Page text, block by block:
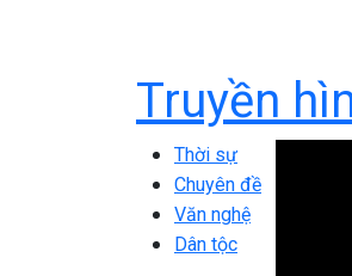
Truyền
Thời sự
Chuyên đề
Văn nghệ
Dân tộc